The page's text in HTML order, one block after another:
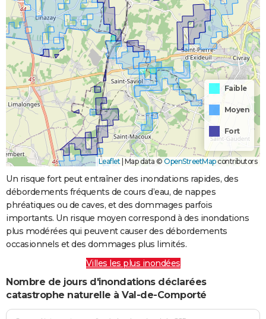
Faible
Moyen
Fort
Leaflet | Map data © OpenStreetMapcontributors
Un risque fort peut entraîner des inondations rapides, des
débordements fréquents de cours d’eau, de nappes
phréatiques ou de caves, et des dommages parfois
importants. Un risque moyen correspond à des inondations
plus modérées qui peuvent causer des débordements
occasionnels et des dommages plus limités.
Villes les plus inondées
Nombre de jours d'inondations déclarées
catastrophe naturelle à Val-de-Comporté